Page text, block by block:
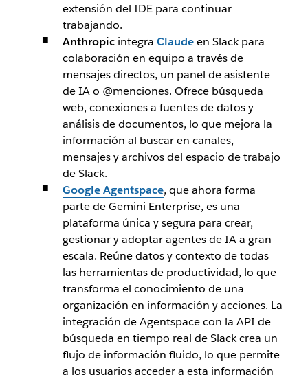
extensión del IDE para continuar
trabajando.
Anthropicintegra Claudeen Slack para
colaboración en equipo a través de
mensajes directos, un panel de asistente
de IA o @menciones. Ofrece búsqueda
web, conexiones a fuentes de datos y
análisis de documentos, lo que mejora la
información al buscar en canales,
mensajes y archivos del espacio de trabajo
de Slack.
Google Agentspace, que ahora forma
parte de Gemini Enterprise, es una
plataforma única y segura para crear,
gestionar y adoptar agentes de IA a gran
escala. Reúne datos y contexto de todas
las herramientas de productividad, lo que
transforma el conocimiento de una
organización en información y acciones. La
integración de Agentspace con la API de
búsqueda en tiempo real de Slack crea un
flujo de información fluido, lo que permite
a los usuarios acceder a esta información